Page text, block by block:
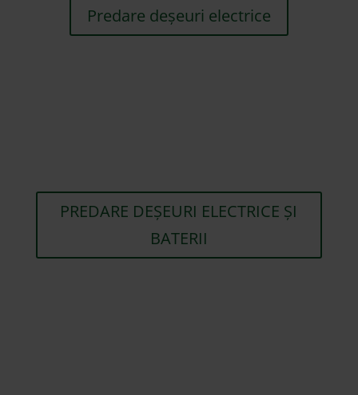
Predare deșeuri electrice
PREDARE DEȘEURI ELECTRICE ȘI
BATERII